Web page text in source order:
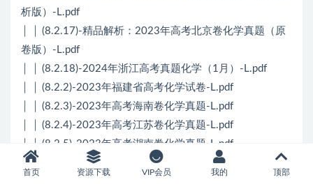
析版）-L.pdf
│ │ (8.2.17)-精品解析：2023年高考北京卷化学真题（原
卷版）-L.pdf
│ │ (8.2.18)-2024年浙江高考真题化学（1月）-L.pdf
│ │ (8.2.2)-2023年福建省高考化学试卷-L.pdf
│ │ (8.2.3)-2023年高考海南卷化学真题-L.pdf
│ │ (8.2.4)-2023年高考江苏卷化学真题-L.pdf
│ │ (8.2.5)-2023年高考湖南卷化学真题-L.pdf
│ │ (8.2.6)-2023年高考北京卷化学真题-L.pdf
首页 资源下载 VIP会员 我的 顶部